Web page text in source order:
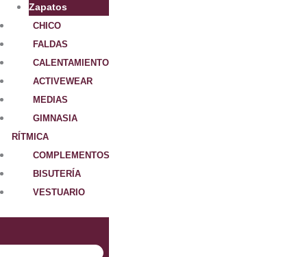
Zapatos
CHICO
FALDAS
CALENTAMIENTO
ACTIVEWEAR
MEDIAS
GIMNASIA
RÍTMICA
COMPLEMENTOS
BISUTERÍA
VESTUARIO